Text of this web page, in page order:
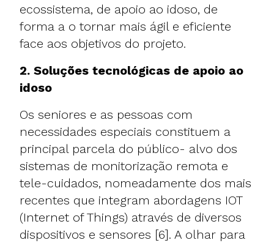
ecossistema, de apoio ao idoso, de
forma a o tornar mais ágil e eficiente
face aos objetivos do projeto.
2. Soluções tecnológicas de apoio ao
idoso
Os seniores e as pessoas com
necessidades especiais constituem a
principal parcela do público- alvo dos
sistemas de monitorização remota e
tele-cuidados, nomeadamente dos mais
recentes que integram abordagens IOT
(Internet of Things) através de diversos
dispositivos e sensores [6]. A olhar para